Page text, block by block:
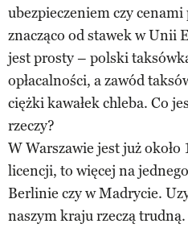
ubezpieczeniem czy
znacząco od stawek w Unii
jest prosty – polski
opłacalności, a zawód
ciężki kawałek chleba. Co
rzeczy?
W Warszawie jest już
licencji, to więcej na
Berlinie czy w Madrycie.
naszym kraju rzeczą trudną.